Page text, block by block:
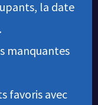
la date
manquantes
favoris avec